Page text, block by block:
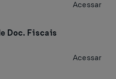
Acessar
Doc. Fiscais
Acessar